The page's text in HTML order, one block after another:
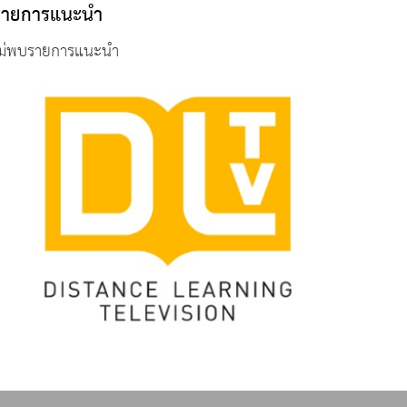
ยการแนะนำ
พบรายการแนะนำ